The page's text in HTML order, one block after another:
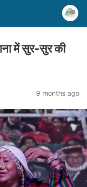
में सुर-सुर की
9 months ago